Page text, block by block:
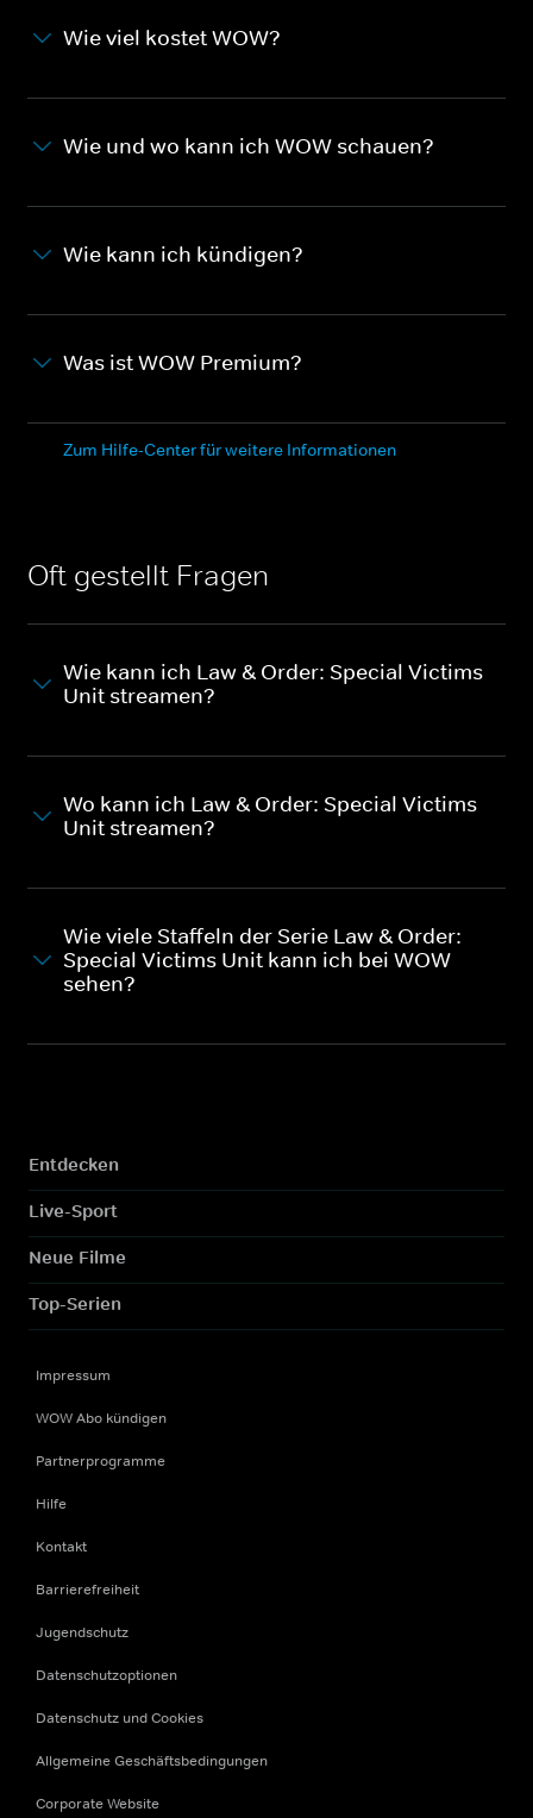
Wie viel kostet WOW?
Wie und wo kann ich WOW schauen?
Wie kann ich kündigen?
Was ist WOW Premium?
Zum Hilfe-Center für weitere Informationen
Oft gestellt Fragen
Wie kann ich Law & Order: Special Victims
Unit streamen?
Wo kann ich Law & Order: Special Victims
Unit streamen?
Wie viele Staffeln der Serie Law & Order:
Special Victims Unit kann ich bei WOW
sehen?
Entdecken
Live-Sport
Neue Filme
Top-Serien
Impressum
WOW Abo kündigen
Partnerprogramme
Hilfe
Kontakt
Barrierefreiheit
Jugendschutz
Datenschutzoptionen
Datenschutz und Cookies
Allgemeine Geschäftsbedingungen
Corporate Website